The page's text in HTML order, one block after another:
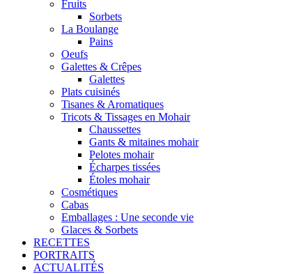
Fruits
Sorbets
La Boulange
Pains
Oeufs
Galettes & Crêpes
Galettes
Plats cuisinés
Tisanes & Aromatiques
Tricots & Tissages en Mohair
Chaussettes
Gants & mitaines mohair
Pelotes mohair
Écharpes tissées
Étoles mohair
Cosmétiques
Cabas
Emballages : Une seconde vie
Glaces & Sorbets
RECETTES
PORTRAITS
ACTUALITÉS